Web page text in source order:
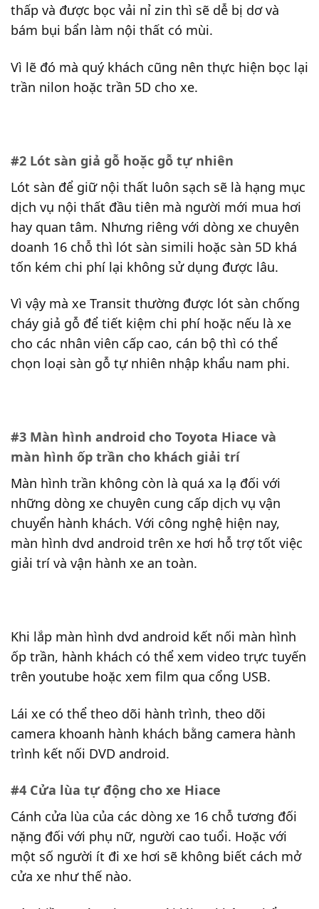
thấp và được bọc vải nỉ zin thì sẽ dễ bị dơ và
bám bụi bẩn làm nội thất có mùi.
Vì lẽ đó mà quý khách cũng nên thực hiện bọc lại
trần nilon hoặc trần 5D cho xe.
#2 Lót sàn giả gỗ hoặc gỗ tự nhiên
Lót sàn để giữ nội thất luôn sạch sẽ là hạng mục
dịch vụ nội thất đầu tiên mà người mới mua hơi
hay quan tâm. Nhưng riêng với dòng xe chuyên
doanh 16 chỗ thì lót sàn simili hoặc sàn 5D khá
tốn kém chi phí lại không sử dụng được lâu.
Vì vậy mà xe Transit thường được lót sàn chống
cháy giả gỗ để tiết kiệm chi phí hoặc nếu là xe
cho các nhân viên cấp cao, cán bộ thì có thể
chọn loại sàn gỗ tự nhiên nhập khẩu nam phi.
#3 Màn hình android cho Toyota Hiace và
màn hình ốp trần cho khách giải trí
Màn hình trần không còn là quá xa lạ đối với
những dòng xe chuyên cung cấp dịch vụ vận
chuyển hành khách. Với công nghệ hiện nay,
màn hình dvd android trên xe hơi hỗ trợ tốt việc
giải trí và vận hành xe an toàn.
Khi lắp màn hình dvd android kết nối màn hình
ốp trần, hành khách có thể xem video trực tuyến
trên youtube hoặc xem film qua cổng USB.
Lái xe có thể theo dõi hành trình, theo dõi
camera khoanh hành khách bằng camera hành
trình kết nối DVD android.
#4 Cửa lùa tự động cho xe Hiace
Cánh cửa lùa của các dòng xe 16 chỗ tương đối
nặng đối với phụ nữ, người cao tuổi. Hoặc với
một số người ít đi xe hơi sẽ không biết cách mở
cửa xe như thế nào.